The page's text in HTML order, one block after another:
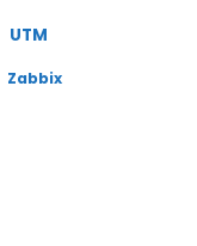
UTM
Zabbix